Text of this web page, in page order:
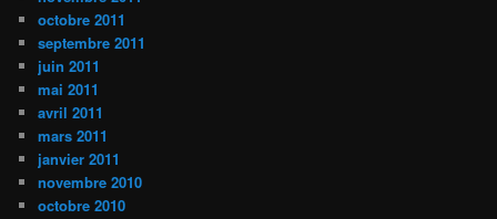
octobre 2011
septembre 2011
juin 2011
mai 2011
avril 2011
mars 2011
janvier 2011
novembre 2010
octobre 2010